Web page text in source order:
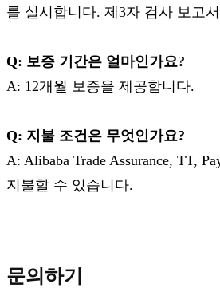
를 실시합니다. 제3자 검사 보고
Q: 보증 기간은 얼마인가요?
A: 12개월 보증을 제공합니다.
Q: 지불 조건은 무엇인가요?
A: Alibaba Trade Assurance, TT,
지불할 수 있습니다.
문의하기